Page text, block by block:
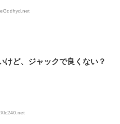
けど、ジャックで良くない？